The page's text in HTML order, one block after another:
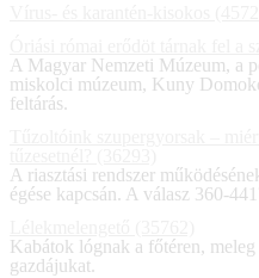
A Magyar Nemzeti Múzeum, a
miskolci múzeum, Kuny
feltárás.
A riasztási rendszer
égése kapcsán. A válasz 360-
Kabátok lógnak a főtéren,
gazdájukat.